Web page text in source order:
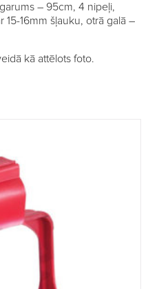
– 95cm, 4 nipeļi,
15-16mm šļauku, otrā galā –
kā attēlots foto.